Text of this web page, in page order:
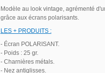
Modèle au look vintage, agrémenté
grâce aux écrans polarisants.
LES + PRODUITS :
- Écran POLARISANT.
- Poids : 25 gr.
- Charnières métals.
- Nez antiglisses.